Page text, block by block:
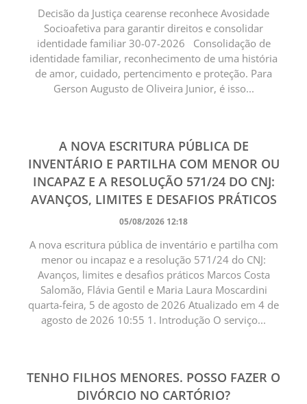
Decisão da Justiça cearense reconhece Avosidade
Socioafetiva para garantir direitos e consolidar
identidade familiar 30-07-2026 Consolidação de
identidade familiar, reconhecimento de uma história
de amor, cuidado, pertencimento e proteção. Para
Gerson Augusto de Oliveira Junior, é isso...
A NOVA ESCRITURA PÚBLICA DE
INVENTÁRIO E PARTILHA COM MENOR OU
INCAPAZ E A RESOLUÇÃO 571/24 DO CNJ:
AVANÇOS, LIMITES E DESAFIOS PRÁTICOS
05/08/2026 12:18
A nova escritura pública de inventário e partilha com
menor ou incapaz e a resolução 571/24 do CNJ:
Avanços, limites e desafios práticos Marcos Costa
Salomão, Flávia Gentil e Maria Laura Moscardini
quarta-feira, 5 de agosto de 2026 Atualizado em 4 de
agosto de 2026 10:55 1. Introdução O serviço...
TENHO FILHOS MENORES. POSSO FAZER O
DIVÓRCIO NO CARTÓRIO?